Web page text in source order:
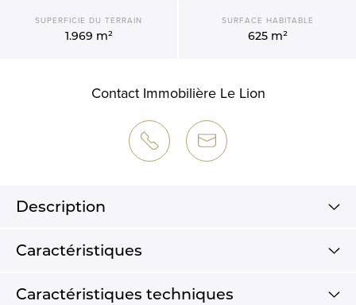
SUPERFICIE DU TERRAIN
1.969 m²
SURFACE HABITABLE
625 m²
Contact Immobilière Le Lion
Description
Caractéristiques
Caractéristiques techniques